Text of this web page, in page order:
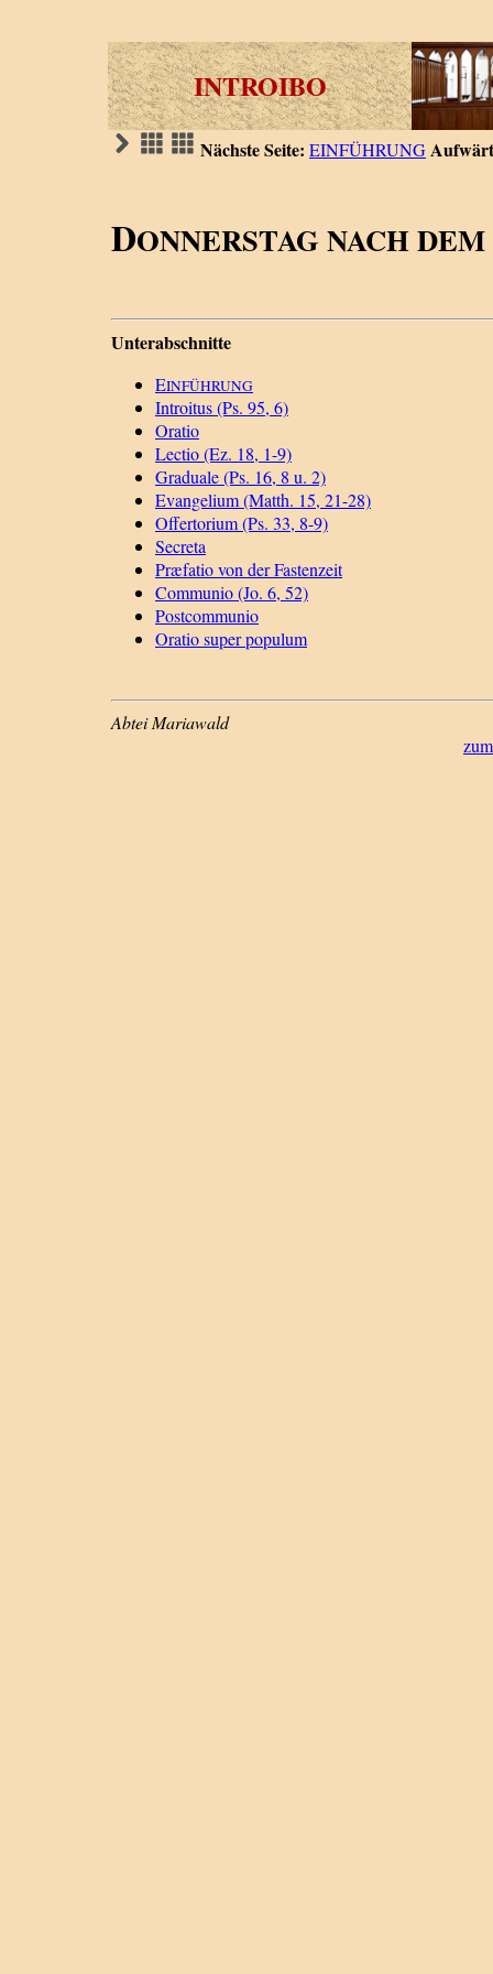
INTROIBO
Nächste Seite: EINFÜHRUNG
DONNERSTAG NACH
Unterabschnitte
EINFÜHRUNG
Introitus (Ps. 95, 6)
Oratio
Lectio (Ez. 18, 1-9)
Graduale (Ps. 16, 8 u. 2)
Evangelium (Matth. 15, 21-28)
Offertorium (Ps. 33, 8-9)
Secreta
Præfatio von der Fastenzeit
Communio (Jo. 6, 52)
Postcommunio
Oratio super populum
Abtei Mariawald